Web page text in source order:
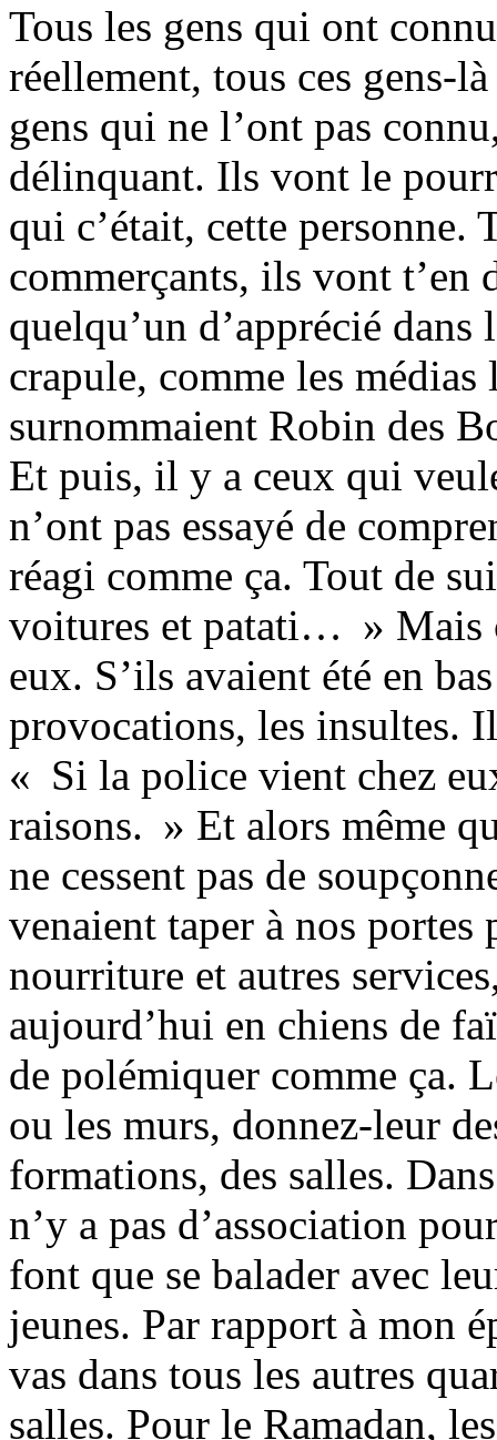
Tous les gens qui ont
réellement, tous ces gens-
gens qui ne l’ont pas
délinquant. Ils vont le
qui c’était, cette personne.
commerçants, ils vont t’en
quelqu’un d’apprécié dans
crapule, comme les
surnommaient Robin des
Et puis, il y a ceux qui
n’ont pas essayé de
réagi comme ça. Tout de
voitures et patati… » Mais
eux. S’ils avaient été en
provocations, les insultes.
« Si la police vient chez
raisons. » Et alors même
ne cessent pas de
venaient taper à nos portes
nourriture et autres
aujourd’hui en chiens de
de polémiquer comme ça.
ou les murs, donnez-leur
formations, des salles.
n’y a pas d’association
font que se balader avec
jeunes. Par rapport à mon
vas dans tous les autres
salles. Pour le Ramadan,